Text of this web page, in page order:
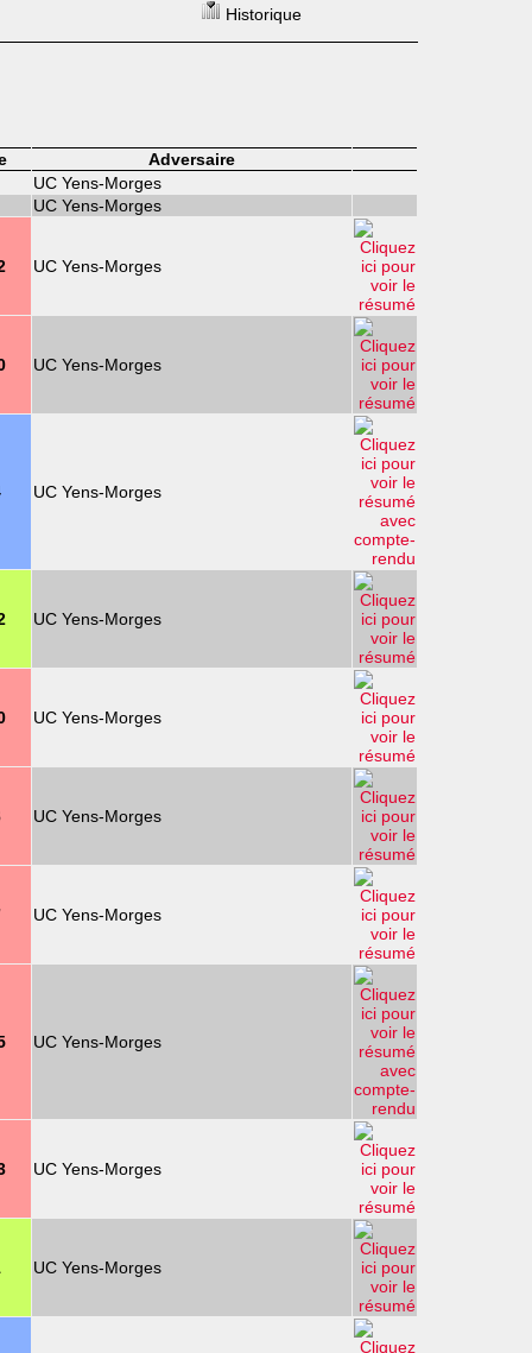
Historique
Adversaire
UC Yens-Morges
UC Yens-Morges
UC Yens-Morges
UC Yens-Morges
UC Yens-Morges
UC Yens-Morges
UC Yens-Morges
UC Yens-Morges
UC Yens-Morges
UC Yens-Morges
UC Yens-Morges
UC Yens-Morges